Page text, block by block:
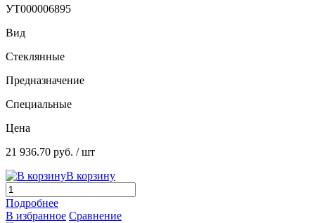
УТ000006895
Вид
Стеклянные
Предназначение
Специальные
Цена
21 936.70 руб. / шт
В корзину
Подробнее
В избранное Сравнение